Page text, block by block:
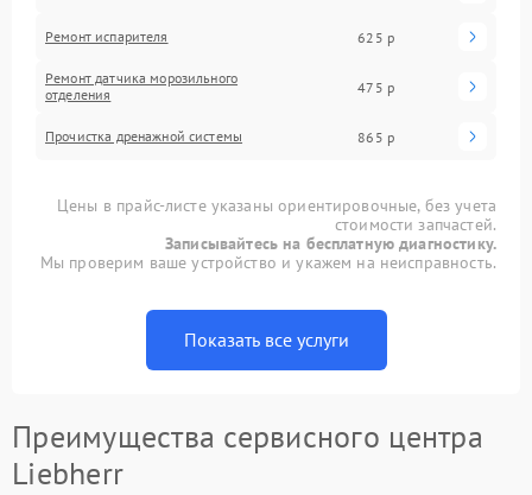
Ремонт испарителя 625 р
Ремонт датчика морозильного
отделения
475 р
Прочистка дренажной системы 865 р
Цены в прайс-листе указаны ориентировочные, без учета
стоимости запчастей.
Записывайтесь на бесплатную диагностику.
Мы проверим ваше устройство и укажем на неисправность.
Показать все услуги
Преимущества сервисного центра
Liebherr